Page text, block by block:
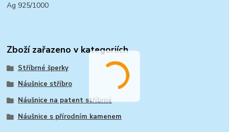
Ag 925/1000
Zboží zařazeno v kategoriích
Stříbrné šperky
Náušnice stříbro
Náušnice na patent stříbrné
Náušnice s přírodním kamenem